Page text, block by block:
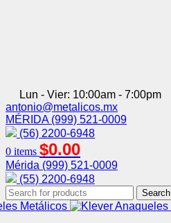
Lun - Vier: 10:00am - 7:00pm
antonio@metalicos.mx
MÉRIDA (999) 521-0009
(56) 2200-6948
0 items $0.00
Mérida (999) 521-0009
(55) 2200-6948
Search